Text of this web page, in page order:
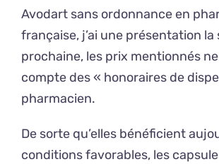
Avodart sans ordonnance en
française, j’ai une présentation la
prochaine, les prix mentionnés
compte des « honoraires de
pharmacien.
De sorte qu’elles bénéficient
conditions favorables, les